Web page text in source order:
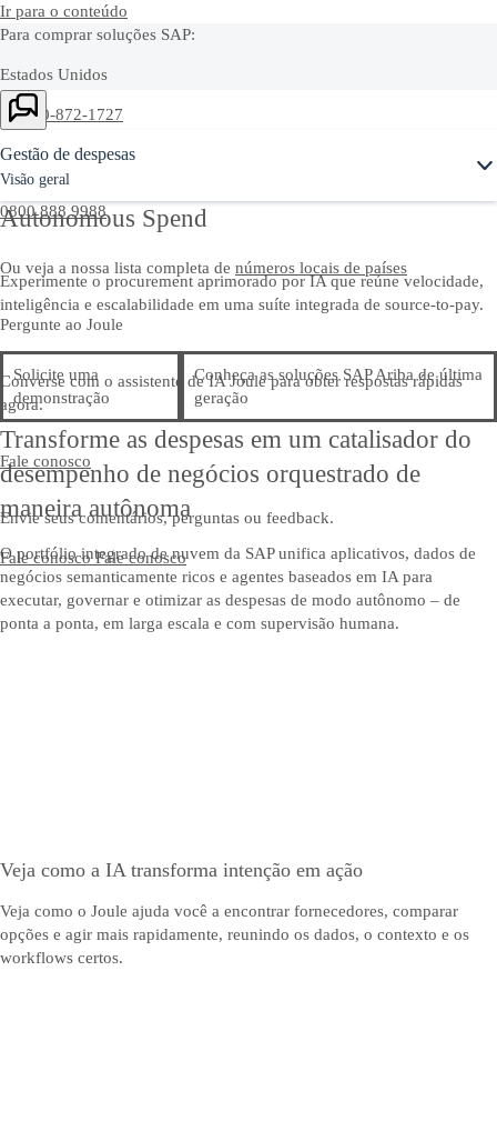
Ir para o conteúdo
Para comprar soluções SAP:
Estados Unidos
+1-800-872-1727
Brasil
0800 888 9988
Ou veja a nossa lista completa de números locais de países
Pergunte ao Joule
Converse com o assistente de IA Joule para obter respostas rápidas
agora.
Fale conosco
Envie seus comentários, perguntas ou feedback.
Fale conoscoFale conosco
Ask Joule
Gestão de despesas
Visão geral
Autonomous Spend
Experimente o procurement aprimorado por IA que reúne velocidade,
inteligência e escalabilidade em uma suíte integrada de source-to-pay.
Solicite uma
demonstração
Conheça as soluções SAP Ariba de última
geração
Transforme as despesas em um catalisador do
desempenho de negócios orquestrado de
maneira autônoma
O portfólio integrado de nuvem da SAP unifica aplicativos, dados de
negócios semanticamente ricos e agentes baseados em IA para
executar, governar e otimizar as despesas de modo autônomo – de
ponta a ponta, em larga escala e com supervisão humana.
Veja como a IA transforma intenção em ação
Veja como o Joule ajuda você a encontrar fornecedores, comparar
opções e agir mais rapidamente, reunindo os dados, o contexto e os
workflows certos.